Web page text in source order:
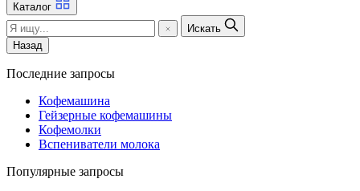
Каталог
Искать
Назад
Последние запросы
Кофемашина
Гейзерные кофемашины
Кофемолки
Вспениватели молока
Популярные запросы